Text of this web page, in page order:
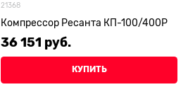
21368
Компрессор Ресанта КП-100/400Р
36 151 руб.
КУПИТЬ